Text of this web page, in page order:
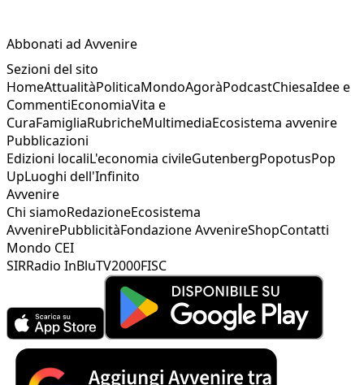
Abbonati ad Avvenire
Sezioni del sito
HomeAttualitàPoliticaMondoAgoràPodcastChiesaIdee e
CommentiEconomiaVita e
CuraFamigliaRubricheMultimediaEcosistema avvenire
Pubblicazioni
Edizioni localiL'economia civileGutenbergPopotusPop
UpLuoghi dell'Infinito
Avvenire
Chi siamoRedazioneEcosistema
AvvenirePubblicitàFondazione AvvenireShopContatti
Mondo CEI
SIRRadio InBluTV2000FISC